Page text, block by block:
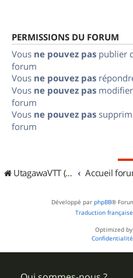
PERMISSIONS DU FORUM
Vous ne pouvez pas publier
forum
Vous ne pouvez pas
Vous ne pouvez pas
forum
Vous ne pouvez pas
forum
UtagawaVTT (Randos VTT et VTTAE avec traces GPS) Accueil
Développé par phpBB®
Traduction
Optimized by:
Confidentialité